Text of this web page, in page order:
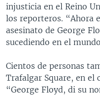
injusticia en el Reino
los reporteros. “Ahora
asesinato de George
sucediendo en el
Cientos de personas
Trafalgar Square, en el
“George Floyd, di su